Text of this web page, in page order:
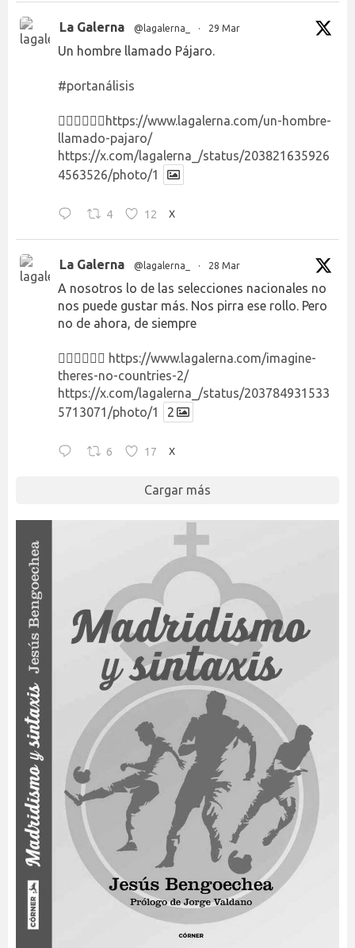
La Galerna @lagalerna_ · 29 Mar
Un hombre llamado Pájaro.
#portanálisis
👉🏻👉🏻👉🏻 https://www.lagalerna.com/un-hombre-
llamado-pajaro/
https://x.com/lagalerna_/status/203821635926
4563526/photo/1
4 12 X
La Galerna @lagalerna_ · 28 Mar
A nosotros lo de las selecciones nacionales no
nos puede gustar más. Nos pirra ese rollo. Pero
no de ahora, de siempre
👉🏻👉🏻👉🏻 https://www.lagalerna.com/imagine-
theres-no-countries-2/
https://x.com/lagalerna_/status/203784931533
5713071/photo/1
2
6 17 X
Cargar más